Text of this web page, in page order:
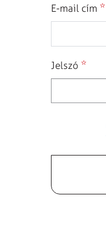
E-mail cím *
Jelszó *